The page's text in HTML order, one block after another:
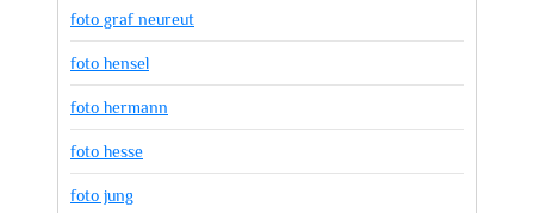
foto graf neureut
foto hensel
foto hermann
foto hesse
foto jung